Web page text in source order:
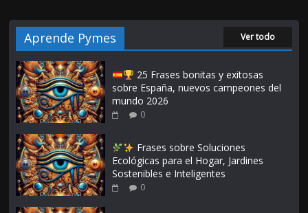
Aprende Pymes Ver todo
25 Frases bonitas y exitosas
sobre España, nuevos campeones del
mundo 2026
0
Frases sobre Soluciones
Ecológicas para el Hogar, Jardines
Sostenibles e Inteligentes
0